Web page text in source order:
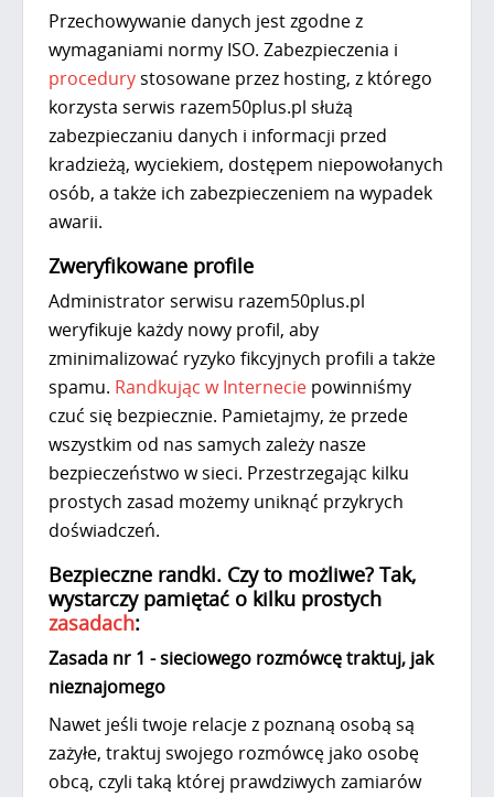
Przechowywanie danych jest zgodne z
wymaganiami normy ISO. Zabezpieczenia i
procedurystosowane przez hosting, z którego
korzysta serwis razem50plus.pl służą
zabezpieczaniu danych i informacji przed
kradzieżą, wyciekiem, dostępem niepowołanych
osób, a także ich zabezpieczeniem na wypadek
awarii.
Zweryfikowane profile
Administrator serwisu razem50plus.pl
weryfikuje każdy nowy profil, aby
zminimalizować ryzyko fikcyjnych profili a także
spamu. Randkując w Interneciepowinniśmy
czuć się bezpiecznie. Pamietajmy, że przede
wszystkim od nas samych zależy nasze
bezpieczeństwo w sieci. Przestrzegając kilku
prostych zasad możemy uniknąć przykrych
doświadczeń.
Bezpieczne randki. Czy to możliwe? Tak,
wystarczy pamiętać o kilku prostych
zasadach:
Zasada nr 1 - sieciowego rozmówcę traktuj, jak
nieznajomego
Nawet jeśli twoje relacje z poznaną osobą są
zażyłe, traktuj swojego rozmówcę jako osobę
obcą, czyli taką której prawdziwych zamiarów